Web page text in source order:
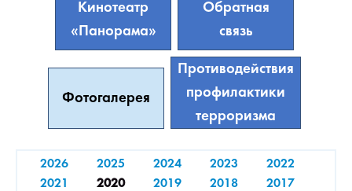
Кинотеатр
«Панорама»
Обратная
связь
Фотогалерея
Противодействия
профилактики
терроризма
2026 2025 2024 2023
2022
2021
2020 2019 2018
2017